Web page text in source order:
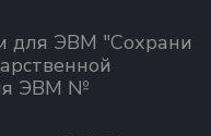
для ЭВМ "Сохрани
ЭВМ №